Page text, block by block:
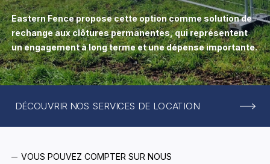
Eastern Fence propose cette option comme solution de
rechange aux clôtures permanentes, qui représentent
un engagement à long terme et une dépense importante.
DÉCOUVRIR NOS SERVICES DE LOCATION
VOUS POUVEZ COMPTER SUR NOUS